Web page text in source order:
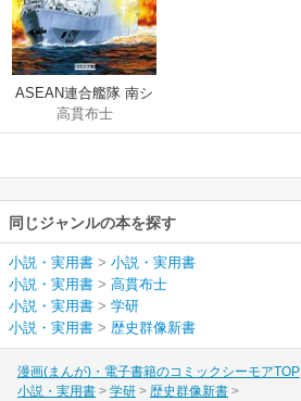
ASEAN連合艦隊 南シ
ナ海傭兵艦出撃！
高貫布士
同じジャンルの本を探す
小説・実用書 > 小説・実用書
小説・実用書 > 高貫布士
小説・実用書 > 学研
小説・実用書 > 歴史群像新書
漫画(まんが)・電子書籍のコミックシーモアTOP
小説・実用書
学研
歴史群像新書